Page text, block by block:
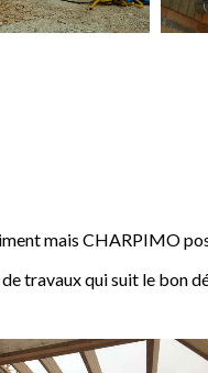
mais CHARPIMO
travaux qui suit le bon